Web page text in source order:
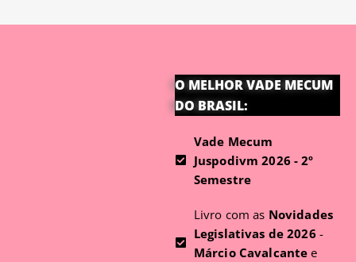
O MELHOR VADE MECUM
DO BRASIL:
Vade Mecum
Juspodivm 2026 - 2º
Semestre
Livro com as Novidades
Legislativas de 2026 -
Márcio Cavalcante e